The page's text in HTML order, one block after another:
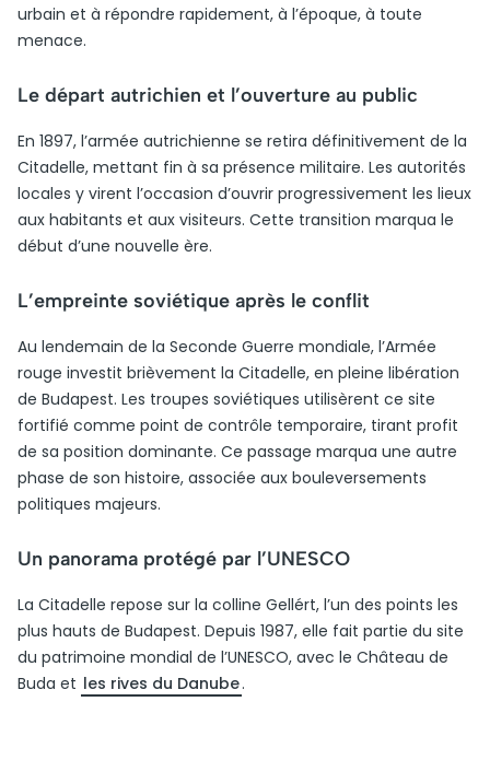
urbain et à répondre rapidement, à l’époque, à toute
menace.
Le départ autrichien et l’ouverture au public
En 1897, l’armée autrichienne se retira définitivement de la
Citadelle, mettant fin à sa présence militaire. Les autorités
locales y virent l’occasion d’ouvrir progressivement les lieux
aux habitants et aux visiteurs. Cette transition marqua le
début d’une nouvelle ère.
L’empreinte soviétique après le conflit
Au lendemain de la Seconde Guerre mondiale, l’Armée
rouge investit brièvement la Citadelle, en pleine libération
de Budapest. Les troupes soviétiques utilisèrent ce site
fortifié comme point de contrôle temporaire, tirant profit
de sa position dominante. Ce passage marqua une autre
phase de son histoire, associée aux bouleversements
politiques majeurs.
Un panorama protégé par l’UNESCO
La Citadelle repose sur la colline Gellért, l’un des points les
plus hauts de Budapest. Depuis 1987, elle fait partie du site
du patrimoine mondial de l’UNESCO, avec le Château de
Buda et les rives du Danube.